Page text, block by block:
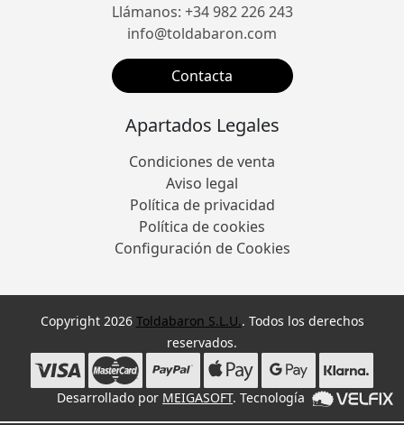
Llámanos: +34 982 226 243
info@toldabaron.com
Contacta
Apartados Legales
Condiciones de venta
Aviso legal
Política de privacidad
Política de cookies
Configuración de Cookies
Copyright 2026 Toldabaron S.L.U.. Todos los derechos
reservados.
Desarrollado por MEIGASOFT. Tecnología